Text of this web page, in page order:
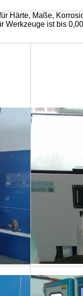
Härte, Maße,
Werkzeuge ist bis